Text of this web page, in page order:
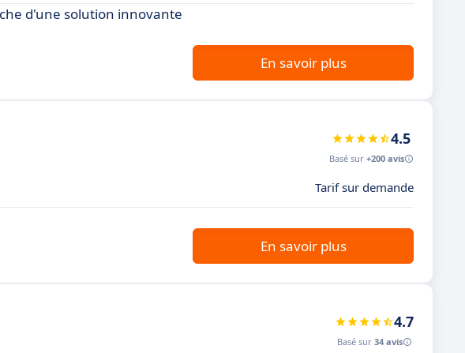
d'une solution innovante
En savoir plus
4.5
Basé sur +200 avis
Tarif sur demande
En savoir plus
4.7
Basé sur 34 avis